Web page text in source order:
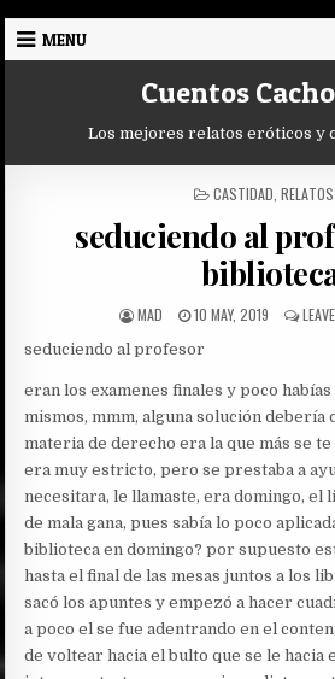
Skip
MENU
Cuentos
Los mejores relatos eróticos y
POSTED
CASTIDAD RELATOS
seduciendo al
AUTHOR:
MAD
PUBLISHED
10 MAY, 2019
seduciendo al profesor
eran los examenes finales y poco
mismos, mmm, alguna solución debería
materia de derecho era la que más se
era muy estricto, pero se prestaba a
necesitara, le llamaste, era domingo, el
de mala gana, pues sabía lo poco
biblioteca en domingo? por supuesto
hasta el final de las mesas juntos a los
sacó los apuntes y empezó a hacer
a poco el se fue adentrando en el
de voltear hacia el bulto que se le hacia